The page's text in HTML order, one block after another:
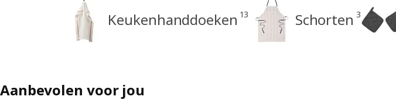
Keukenhanddoeken 13 Schorten 3
Aanbevolen voor jou